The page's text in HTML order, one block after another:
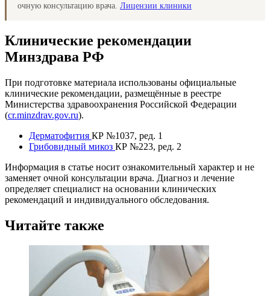
очную консультацию врача. Лицензии клиники
Клинические рекомендации
Минздрава РФ
При подготовке материала использованы официальные
клинические рекомендации, размещённые в реестре
Министерства здравоохранения Российской Федерации
(cr.minzdrav.gov.ru).
Дерматофития КР №1037, ред. 1
Грибовидный микоз КР №223, ред. 2
Информация в статье носит ознакомительный характер и не
заменяет очной консультации врача. Диагноз и лечение
определяет специалист на основании клинических
рекомендаций и индивидуального обследования.
Читайте также